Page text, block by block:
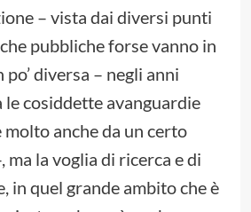
– vista dai diversi punti
pubbliche forse vanno in
diversa – negli anni
cosiddette avanguardie
anche da un certo
ma la voglia di ricerca e di
in quel grande ambito che è